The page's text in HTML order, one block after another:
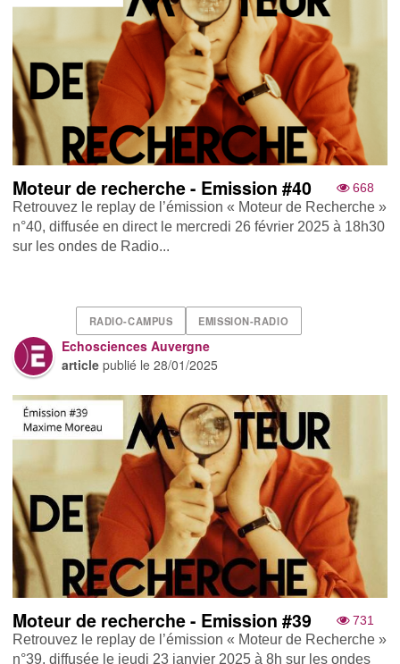
668
Moteur de recherche - Emission #40
Retrouvez le replay de l’émission « Moteur de Recherche »
n°40, diffusée en direct le mercredi 26 février 2025 à 18h30
sur les ondes de Radio...
RADIO-CAMPUS EMISSION-RADIO
Echosciences Auvergne
article publié le28/01/2025
731
Moteur de recherche - Emission #39
Retrouvez le replay de l’émission « Moteur de Recherche »
n°39, diffusée le jeudi 23 janvier 2025 à 8h sur les ondes